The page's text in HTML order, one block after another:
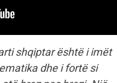
shqiptar është i imët
dhe i fortë si